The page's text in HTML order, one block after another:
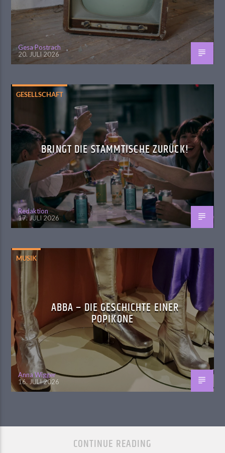
Gesa Postrach
20. JULI 2026
GESELLSCHAFT
BRINGT DIE STAMMTISCHE ZURÜCK!
Redaktion
17. JULI 2026
MUSIK
ABBA – DIE GESCHICHTE EINER
POPIKONE
Anna Wigger
16. JULI 2026
CONTINUE READING